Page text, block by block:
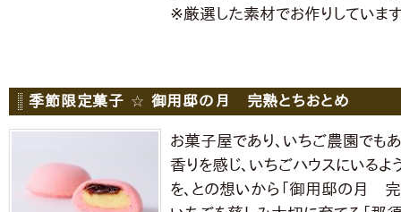
※厳選した素材でお作りしています
季節限定菓子 ☆ 御用邸の月 完熟とちおとめ
お菓子屋であり、いちご農園でも
香りを感じ、いちごハウスにいる
を、との想いから「御用邸の月 完